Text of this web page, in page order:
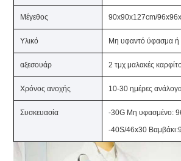
Μέγεθος 90x90x127cm/
Υλικό Μη υφαντό ύφασμα
αξεσουάρ 2 τμχ μαλακές
Χρόνος ανοχής 10-30 ημέρες
Συσκευασία
-30G Μη υφασμένο:
-40S/46x30